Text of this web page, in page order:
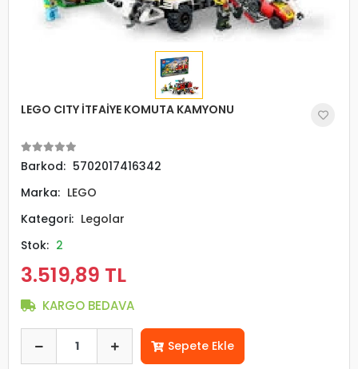
LEGO CITY İTFAİYE KOMUTA KAMYONU
Barkod: 5702017416342
Marka: LEGO
Kategori: Legolar
Stok: 2
3.519,89 TL
KARGO BEDAVA
Sepete Ekle